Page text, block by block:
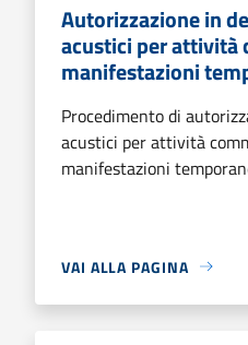
Autorizzazione in
acustici per attività
manifestazioni
Procedimento di
acustici per attività
manifestazioni
VAI ALLA PAGINA